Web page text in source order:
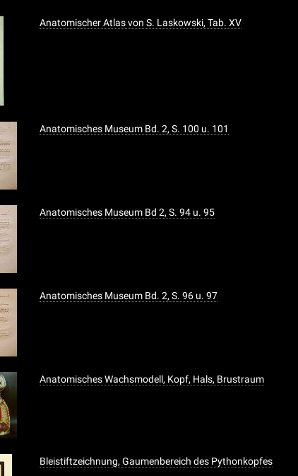
Anatomischer Atlas von S. Laskowski, Tab. XV
Anatomisches Museum Bd. 2, S. 100 u. 101
Anatomisches Museum Bd 2, S. 94 u. 95
Anatomisches Museum Bd. 2, S. 96 u. 97
Anatomisches Wachsmodell, Kopf, Hals, Brustraum
Bleistiftzeichnung, Gaumenbereich des Pythonkopfes